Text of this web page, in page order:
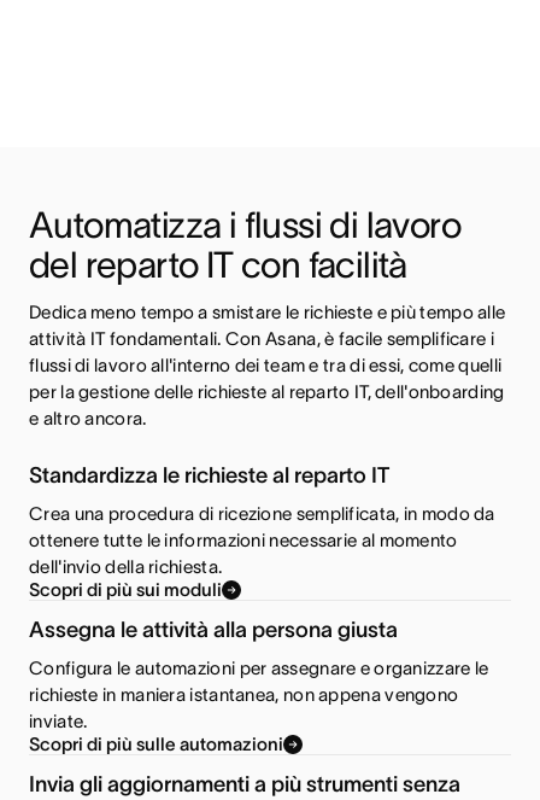
Automatizza i flussi di lavoro
del reparto IT con facilità
Dedica meno tempo a smistare le richieste e più tempo alle
attività IT fondamentali. Con Asana, è facile semplificare i
flussi di lavoro all'interno dei team e tra di essi, come quelli
per la gestione delle richieste al reparto IT, dell'onboarding
e altro ancora.
Standardizza le richieste al reparto IT
Crea una procedura di ricezione semplificata, in modo da
ottenere tutte le informazioni necessarie al momento
dell'invio della richiesta.
Scopri di più sui moduli
Assegna le attività alla persona giusta
Configura le automazioni per assegnare e organizzare le
richieste in maniera istantanea, non appena vengono
inviate.
Scopri di più sulle automazioni
Invia gli aggiornamenti a più strumenti senza